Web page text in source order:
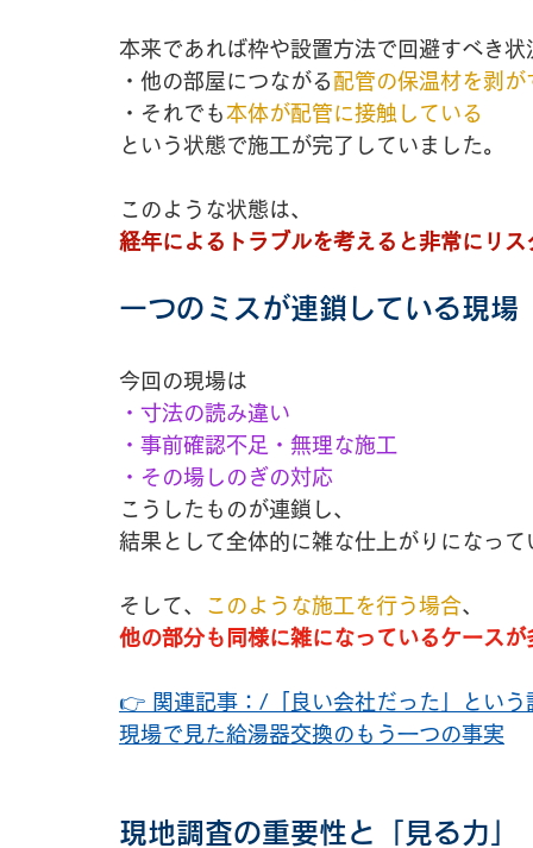
本来であれば枠や設置方法で回避すべき状
・他の部屋につながる 配管の保温材を剥が
・それでも 本体が配管に接触している
という状態で施工が完了していました。
このような状態は、
経年によるトラブルを考えると非常にリ
一つのミスが連鎖している現場
今回の現場は
・寸法の読み違い
・事前確認不足・無理な施工
・その場しのぎの対応
こうしたものが連鎖し、
結果として全体的に雑な仕上がりになって
そして、 このような施工を行う場合、
他の部分も同様に雑になっているケース
👉 関連記事：/ 「良い会社だった」とい
現場で見た給湯器交換のもう一つの事実
現地調査の重要性と「見る力」